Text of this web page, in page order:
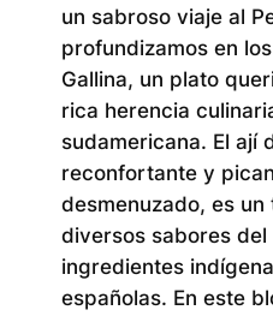
un sabroso viaje al
profundizamos en
Gallina, un plato
rica herencia
sudamericana. El ají
reconfortante y
desmenuzado, es
diversos sabores
ingredientes
españolas. En este